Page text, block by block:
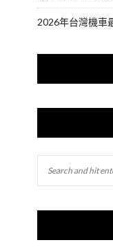
2026年台灣機車